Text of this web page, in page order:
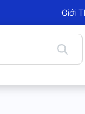
Giới